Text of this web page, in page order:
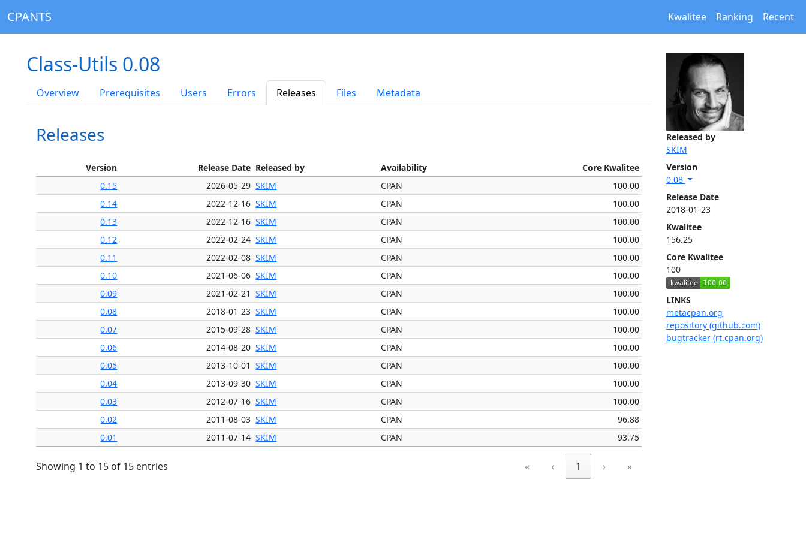
CPANTS Kwalitee Ranking Recent
Released by
SKIM
Version
0.08
Release Date
2018-01-23
Kwalitee
156.25
Core Kwalitee
100
LINKS
metacpan.org
repository (github.com)
bugtracker (rt.cpan.org)
Class-Utils 0.08
Overview Prerequisites Users Errors Releases Files Metadata
Releases
Version Release Date Released by Availability
Core Kwalitee
0.15
2026-05-29 SKIM CPAN
100.00
0.14
2022-12-16 SKIM CPAN
100.00
0.13
2022-12-16 SKIM CPAN
100.00
0.12
2022-02-24 SKIM CPAN
100.00
0.11
2022-02-08 SKIM CPAN
100.00
0.10
2021-06-06 SKIM CPAN
100.00
0.09
2021-02-21 SKIM CPAN
100.00
0.08
2018-01-23 SKIM CPAN
100.00
0.07
2015-09-28 SKIM CPAN
100.00
0.06
2014-08-20 SKIM CPAN
100.00
0.05
2013-10-01 SKIM CPAN
100.00
0.04
2013-09-30 SKIM CPAN
100.00
0.03
2012-07-16 SKIM CPAN
100.00
0.02
2011-08-03 SKIM CPAN
96.88
0.01
2011-07-14 SKIM CPAN 93.75
Showing 1 to 15 of 15 entries « ‹ 1 › »